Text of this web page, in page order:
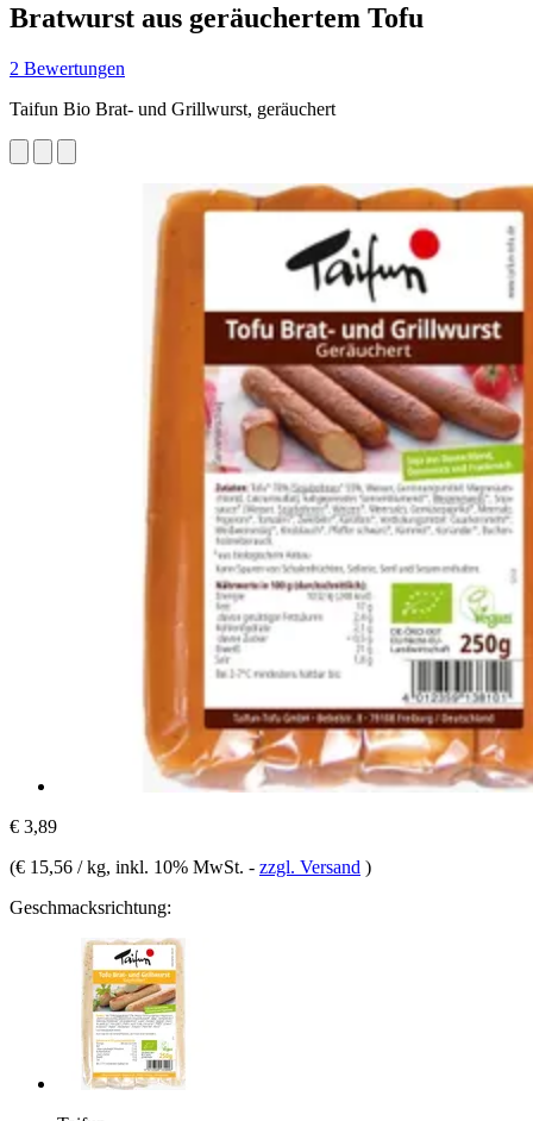
Bratwurst aus geräuchertem Tofu
2 Bewertungen
Taifun Bio Brat- und Grillwurst, geräuchert
€ 3,89
(€ 15,56 / kg, inkl. 10% MwSt. - zzgl. Versand )
Geschmacksrichtung: